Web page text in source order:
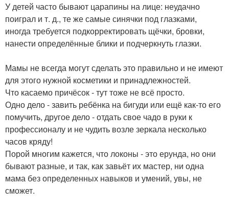
У детей часто бывают царапины на лице: неудачно
поиграл и т. д., те же самые синячки под глазками,
иногда требуется подкорректировать щёчки, бровки,
нанести определённые блики и подчеркнуть глазки.
Мамы не всегда могут сделать это правильно и не имеют
для этого нужной косметики и принадлежностей.
Что касаемо причёсок - тут тоже не всё просто.
Одно дело - завить ребёнка на бигуди или ещё как-то его
помучить, другое дело - отдать свое чадо в руки к
профессионалу и не чудить возле зеркала несколько
часов кряду!
Порой многим кажется, что локоны - это ерунда, но они
бывают разные, и так, как завьёт их мастер, ни одна
мама без определенных навыков и умений, увы, не
сможет.